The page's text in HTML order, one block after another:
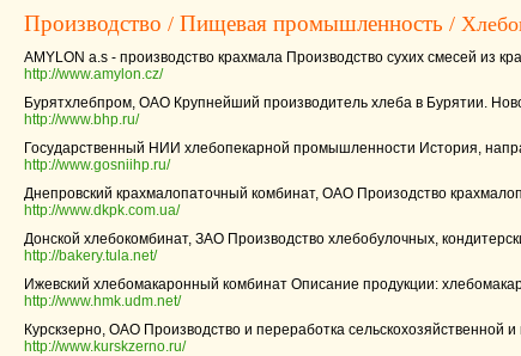
Производство / Пищевая промышленность /
AMYLON a.s - производство крахмала Производство сухих смесей из
http://www.amylon.cz/
Бурятхлебпром, ОАО Крупнейший производитель хлеба в Бурятии.
http://www.bhp.ru/
Государственный НИИ хлебопекарной промышленности История,
http://www.gosniihp.ru/
Днепровский крахмалопаточный комбинат, ОАО Произодство
http://www.dkpk.com.ua/
Донской хлебокомбинат, ЗАО Производство хлебобулочных,
http://bakery.tula.net/
Ижевский хлебомакаронный комбинат Описание продукции:
http://www.hmk.udm.net/
Курскзерно, ОАО Производство и переработка сельскохозяйственной
http://www.kurskzerno.ru/